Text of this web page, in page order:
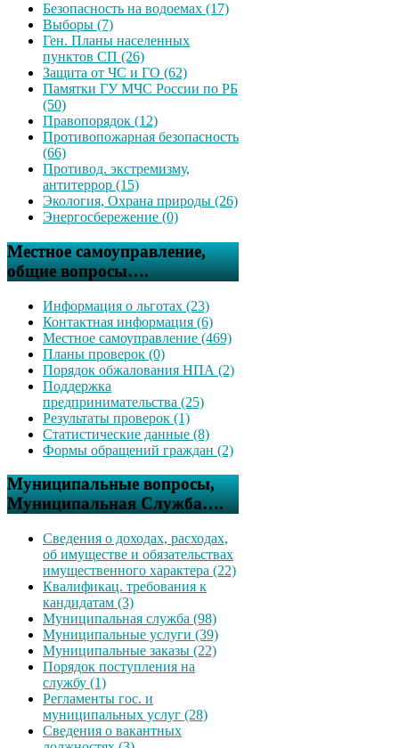
Безопасность на водоемах (17)
Выборы (7)
Ген. Планы населенных
пунктов СП (26)
Защита от ЧС и ГО (62)
Памятки ГУ МЧС России по РБ
(50)
Правопорядок (12)
Противопожарная безопасность
(66)
Противод. экстремизму,
антитеррор (15)
Экология, Охрана природы (26)
Энергосбережение (0)
Местное самоуправление,
общие вопросы….
Информация о льготах (23)
Контактная информация (6)
Местное самоуправление (469)
Планы проверок (0)
Порядок обжалования НПА (2)
Поддержка
предпринимательства (25)
Результаты проверок (1)
Статистические данные (8)
Формы обращений граждан (2)
Муниципальные вопросы,
Муниципальная Служба….
Сведения о доходах, расходах,
об имуществе и обязательствах
имущественного характера (22)
Квалификац. требования к
кандидатам (3)
Муниципальная служба (98)
Муниципальные услуги (39)
Муниципальные заказы (22)
Порядок поступления на
службу (1)
Регламенты гос. и
муниципальных услуг (28)
Сведения о вакантных